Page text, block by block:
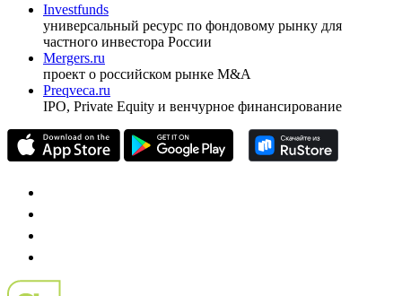
Investfunds
универсальный ресурс по фондовому рынку для
частного инвестора России
Mergers.ru
проект о российском рынке M&A
Preqveca.ru
IPO, Private Equity и венчурное финансирование